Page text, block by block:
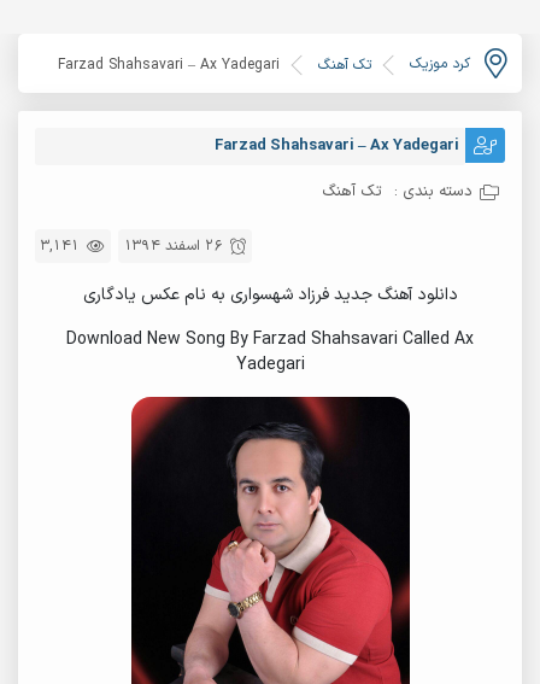
کرد موزیک تک آهنگ Farzad Shahsavari – Ax Yadegari
Farzad Shahsavari – Ax Yadegari
دسته بندی : تک آهنگ
3,141 26 اسفند 1394
دانلود آهنگ جدید فرزاد شهسواری به نام عکس یادگاری
Download New Song By Farzad Shahsavari Called Ax
Yadegari